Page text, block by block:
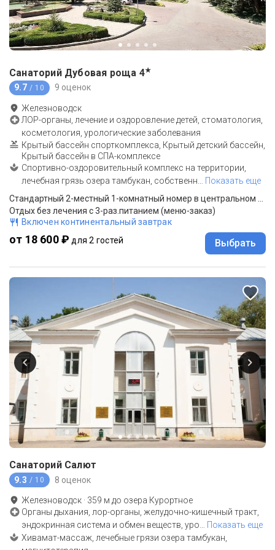
Санаторий Дубовая роща 4★
9.7 / 10 9 оценок
Железноводск
ЛОР-органы, лечение и оздоровление детей, стоматология,
косметология, урологические заболевания
Крытый бассейн спорткомплекса, Крытый детский бассейн,
Крытый бассейн в СПА-комплексе
Спортивно-оздоровительный комплекс на территории,
лечебная грязь озера тамбукан, собственн
Показать еще
Отдых без лечения с 3-раз.питанием (меню-заказ)
Включен континентальный завтрак
от 18 600 ₽ для 2 гостей Выбрать
Санаторий Салют
9.3 / 10 8 оценок
Железноводск · 359 м до озера Курортное
Органы дыхания, лор-органы, желудочно-кишечный тракт,
эндокринная система и обмен веществ, уро… Показать еще
Хивамат-массаж, лечебные грязи озера тамбукан,